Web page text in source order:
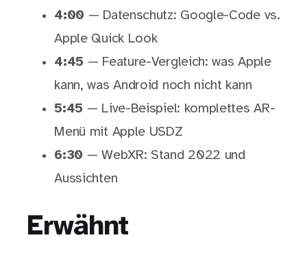
4:00 — Datenschutz: Google-Code vs.
Apple Quick Look
4:45 — Feature-Vergleich: was Apple
kann, was Android noch nicht kann
5:45 — Live-Beispiel: komplettes AR-
Menü mit Apple USDZ
6:30 — WebXR: Stand 2022 und
Aussichten
Erwähnt